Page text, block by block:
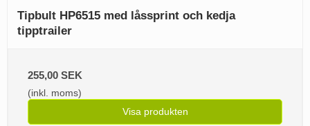
Tipbult HP6515 med låssprint och kedja
tipptrailer
255,00 SEK
(inkl. moms)
Visa produkten